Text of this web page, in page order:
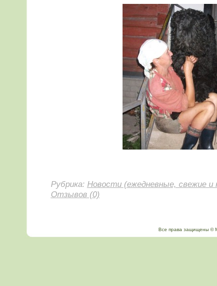
Рубрика: Новости (ежедневные, свежие и
Отзывов (0)
Все права защищены ©